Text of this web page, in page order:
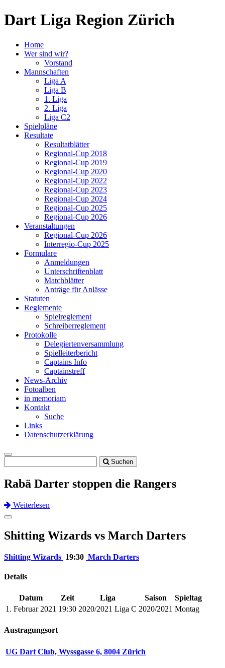
Dart Liga Region Zürich
Home
Wer sind wir?
Vorstand
Mannschaften
Liga A
Liga B
1. Liga
2. Liga
Liga C2
Spielpläne
Resultate
Resultatblätter
Regional-Cup 2018
Regional-Cup 2019
Regional-Cup 2020
Regional-Cup 2022
Regional-Cup 2023
Regional-Cup 2024
Regional-Cup 2025
Regional-Cup 2026
Veranstaltungen
Regional-Cup 2026
Interregio-Cup 2025
Formulare
Anmeldungen
Unterschriftenblatt
Matchblätter
Anträge für Anlässe
Statuten
Reglemente
Spielreglement
Schreiberreglement
Protokolle
Delegiertenversammlung
Spielleiterbericht
Captains Info
Captainstreff
News-Archiv
Fotoalben
in memoriam
Kontakt
Suche
Links
Datenschutzerklärung
Toggle
navigation
Suchen
Rabä Darter stoppen die Rangers
Weiterlesen
Previous
Next
Toggle
Shitting Wizards vs March Darters
Shitting Wizards 19:30 March Darters
Details
Datum Zeit Liga Saison
Spieltag
1. Februar 2021 19:30 2020/2021 Liga C 2020/2021 Montag
Austragungsort
UG Dart Club, Wyssgasse 6, 8004 Zürich